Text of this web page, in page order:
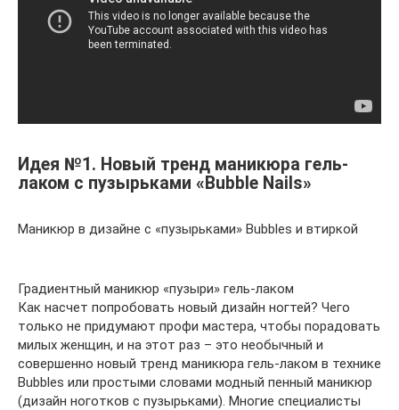
Идея №1. Новый тренд маникюра гель-
лаком с пузырьками «Bubble Nails»
Маникюр в дизайне с «пузырьками» Bubbles и втиркой
Градиентный маникюр «пузыри» гель-лаком
Как насчет попробовать новый дизайн ногтей? Чего
только не придумают профи мастера, чтобы порадовать
милых женщин, и на этот раз – это необычный и
совершенно новый тренд маникюра гель-лаком в технике
Bubbles или простыми словами модный пенный маникюр
(дизайн ноготков с пузырьками). Многие специалисты